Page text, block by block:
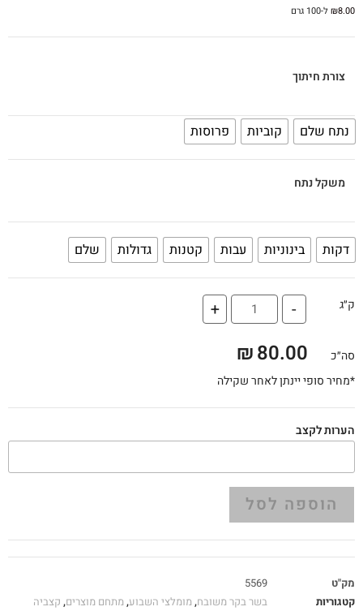
₪8.00 ל-100 גרם
צורת חיתוך
נתח שלם קוביות פרוסות
משקל נתח
דקות בינוניות עבות קטנות גדולות שלם
ק״ג -
+
סה״כ 80.00
₪
*מחיר סופי יינתן לאחר שקילה
הערות לקצב
הוספה לסל
מק"ט
5569
קטגוריות
בשר בקר משובח,מומלצי השבוע,מתחם מוצרים, קצביה